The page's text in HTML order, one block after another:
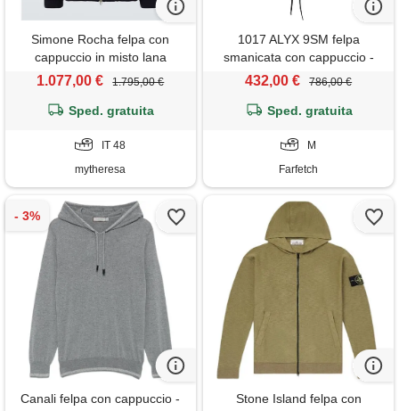
Simone Rocha felpa con
cappuccio in misto lana
1.077,00 € 1.795,00 €
Sped. gratuita
IT 48
mytheresa
1017 ALYX 9SM felpa
smanicata con cappuccio -
nero
432,00 € 786,00 €
Sped. gratuita
M
Farfetch
Canali felpa con cappuccio -
Stone Island felpa con